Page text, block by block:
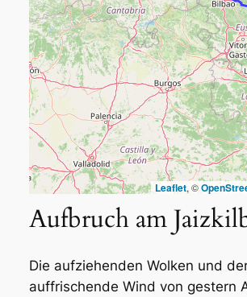
Leaflet, ©
Aufbruch am
Die aufziehenden Wolken und
auffrischende Wind von gestern